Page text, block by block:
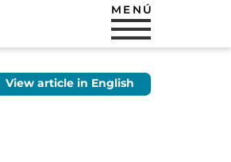
MENÚ
View article in English